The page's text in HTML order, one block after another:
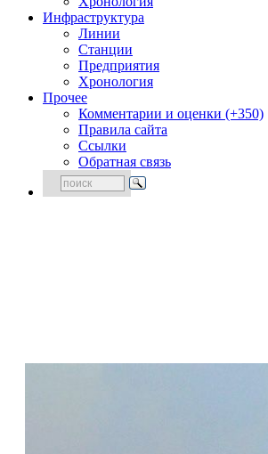
Инфраструктура
Линии
Станции
Предприятия
Хронология
Прочее
Комментарии и оценки (+350)
Правила сайта
Ссылки
Обратная связь